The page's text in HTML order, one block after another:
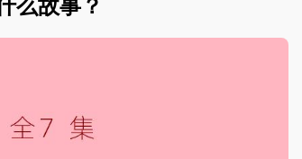
么故事？